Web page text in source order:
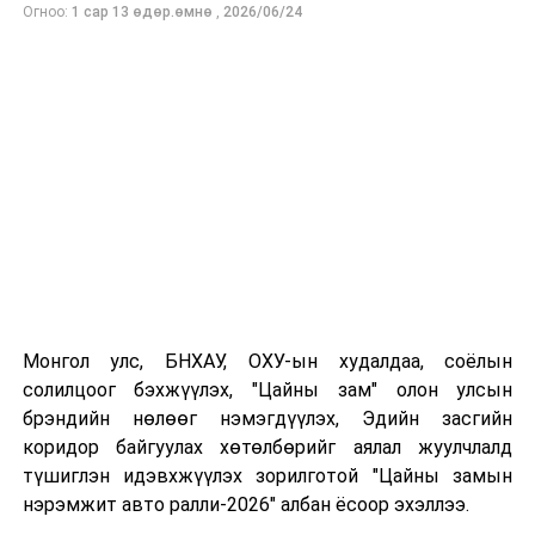
Дуучин Хайдавын Төмөрбаатар,
Удирдаач Сугарын Саруул-Од нарт Монгол
Улсын Төрийн шагнал хүртээсүгэй” гэжээ.
Монгол Улсын Ерөнхийлөгчийн зарлигийг уншиж
сонордуулсны дараа Монгол Улсын Ерөнхийлөгч
Огноо: 1 сар 13 өдөр.өмнө , 2026/06/24
Монгол улс, БНХАУ, ОХУ-ын худалдаа, соёлын
солилцоог бэхжүүлэх, "Цайны зам" олон улсын
брэндийн нөлөөг нэмэгдүүлэх, Эдийн засгийн
коридор байгуулах хөтөлбөрийг аялал жуулчлалд
түшиглэн идэвхжүүлэх зорилготой "Цайны замын
нэрэмжит авто ралли-2026" албан ёсоор эхэллээ.